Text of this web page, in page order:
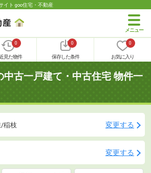
イト goo住宅・不動産
0
見た物件
0
保存した条件
0
お気に入り
古一戸建て・中古住宅 物件一
/稲枝 変更する
変更する